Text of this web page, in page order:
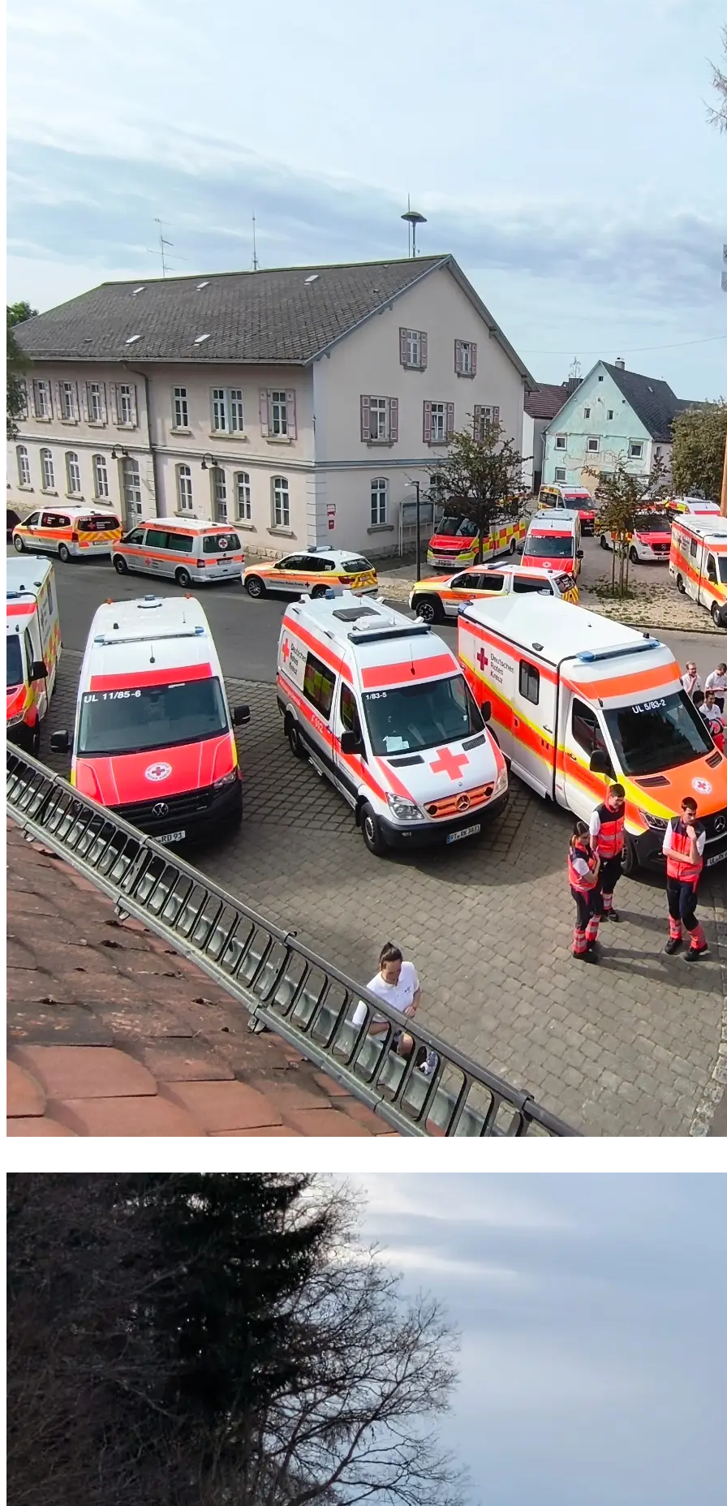
MANV Übung:
30. Mai 2026